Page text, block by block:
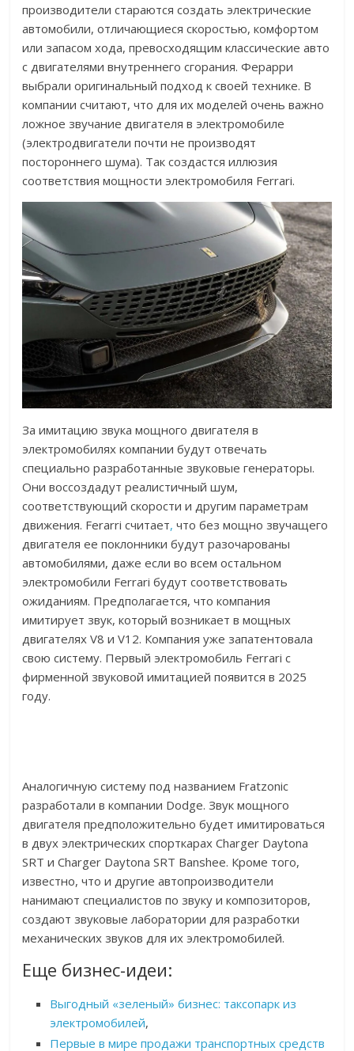
производители стараются создать электрические
автомобили, отличающиеся скоростью, комфортом
или запасом хода, превосходящим классические авто
с двигателями внутреннего сгорания. Ферарри
выбрали оригинальный подход к своей технике. В
компании считают, что для их моделей очень важно
ложное звучание двигателя в электромобиле
(электродвигатели почти не производят
постороннего шума). Так создастся иллюзия
соответствия мощности электромобиля Ferrari.
За имитацию звука мощного двигателя в
электромобилях компании будут отвечать
специально разработанные звуковые генераторы.
Они воссоздадут реалистичный шум,
соответствующий скорости и другим параметрам
движения. Ferarri считает, что без мощно звучащего
двигателя ее поклонники будут разочарованы
автомобилями, даже если во всем остальном
электромобили Ferrari будут соответствовать
ожиданиям. Предполагается, что компания
имитирует звук, который возникает в мощных
двигателях V8 и V12. Компания уже запатентовала
свою систему. Первый электромобиль Ferrari с
фирменной звуковой имитацией появится в 2025
году.
Аналогичную систему под названием Fratzonic
разработали в компании Dodge. Звук мощного
двигателя предположительно будет имитироваться
в двух электрических спорткарах Charger Daytona
SRT и Charger Daytona SRT Banshee. Кроме того,
известно, что и другие автопроизводители
нанимают специалистов по звуку и композиторов,
создают звуковые лаборатории для разработки
механических звуков для их электромобилей.
Еще бизнес-идеи:
Выгодный «зеленый» бизнес: таксопарк из
электромобилей,
Первые в мире продажи транспортных средств